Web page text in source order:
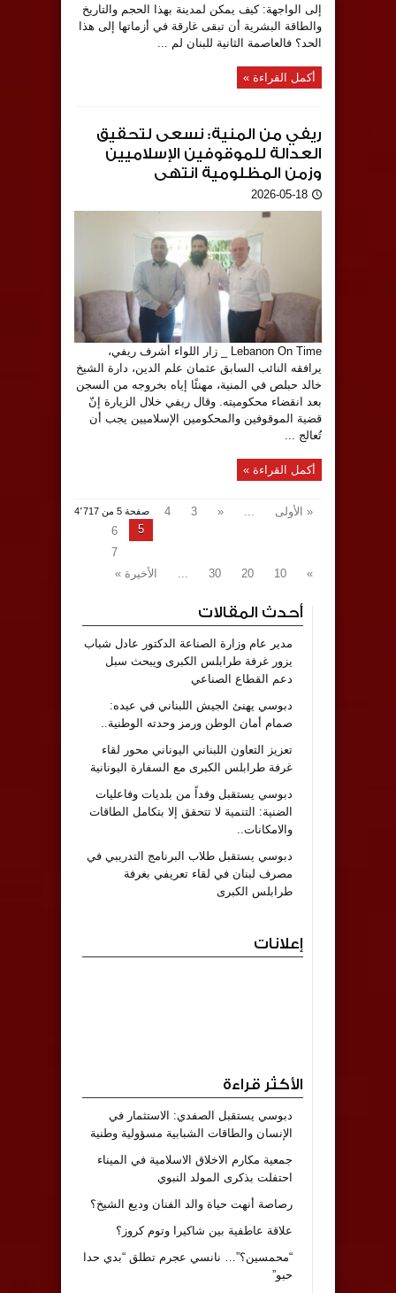
إلى الواجهة: كيف يمكن لمدينة بهذا الحجم والتاريخ
والطاقة البشرية أن تبقى غارقة في أزماتها إلى هذا
الحد؟ فالعاصمة الثانية للبنان لم ...
أكمل القراءة »
ريفي من المنية: نسعى لتحقيق
العدالة للموقوفين الإسلاميين
وزمن المظلومية انتهى
2026-05-18
Lebanon On Time _ زار اللواء أشرف ريفي،
يرافقه النائب السابق عثمان علم الدين، دارة الشيخ
خالد حبلص في المنية، مهنئًا إياه بخروجه من السجن
بعد انقضاء محكوميته. وقال ريفي خلال الزيارة إنّ
قضية الموقوفين والمحكومين الإسلاميين يجب أن
تُعالج ...
أكمل القراءة »
صفحة 5 من 4٬717 « الأولى ...
«
3
4
5
6
7
»
10
20
30
... الأخيرة »
أحدث المقالات
مدير عام وزارة الصناعة الدكتور عادل شباب
يزور غرفة طرابلس الكبرى ويبحث سبل
دعم القطاع الصناعي
دبوسي يهنئ الجيش اللبناني في عيده:
صمام أمان الوطن ورمز وحدته الوطنية..
تعزيز التعاون اللبناني اليوناني محور لقاء
غرفة طرابلس الكبرى مع السفارة اليونانية
دبوسي يستقبل وفداً من بلديات وفاعليات
الضنية: التنمية لا تتحقق إلا بتكامل الطاقات
والامكانات..
دبوسي يستقبل طلاب البرنامج التدريبي في
مصرف لبنان في لقاء تعريفي بغرفة
طرابلس الكبرى
إعلانات
الأكثر قراءة
دبوسي يستقبل الصفدي: الاستثمار في
الإنسان والطاقات الشبابية مسؤولية وطنية
جمعية مكارم الاخلاق الاسلامية في الميناء
احتفلت بذكرى المولد النبوي
رصاصة أنهت حياة والد الفنان وديع الشيخ؟
علاقة عاطفية بين شاكيرا وتوم كروز؟
“محمسين؟”… نانسي عجرم تطلق “بدي حدا
حبو”